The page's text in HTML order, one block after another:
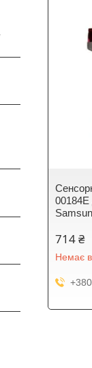
00184E
714 ₴
Немає в